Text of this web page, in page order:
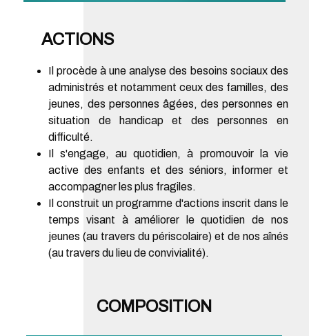
ACTIONS
Il procède à une analyse des besoins sociaux des
administrés et notamment ceux des familles, des
jeunes, des personnes âgées, des personnes en
situation de handicap et des personnes en
difficulté.
Il s'engage, au quotidien, à promouvoir la vie
active des enfants et des séniors, informer et
accompagner les plus fragiles.
Il construit un programme d'actions inscrit dans le
temps visant à améliorer le quotidien de nos
jeunes (au travers du périscolaire) et de nos aînés
(au travers du lieu de convivialité).
COMPOSITION